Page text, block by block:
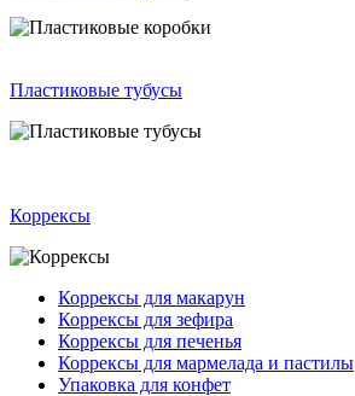
Пластиковые тубусы
Коррексы
Коррексы для макарун
Коррексы для зефира
Коррексы для печенья
Коррексы для мармелада и пастилы
Упаковка для конфет